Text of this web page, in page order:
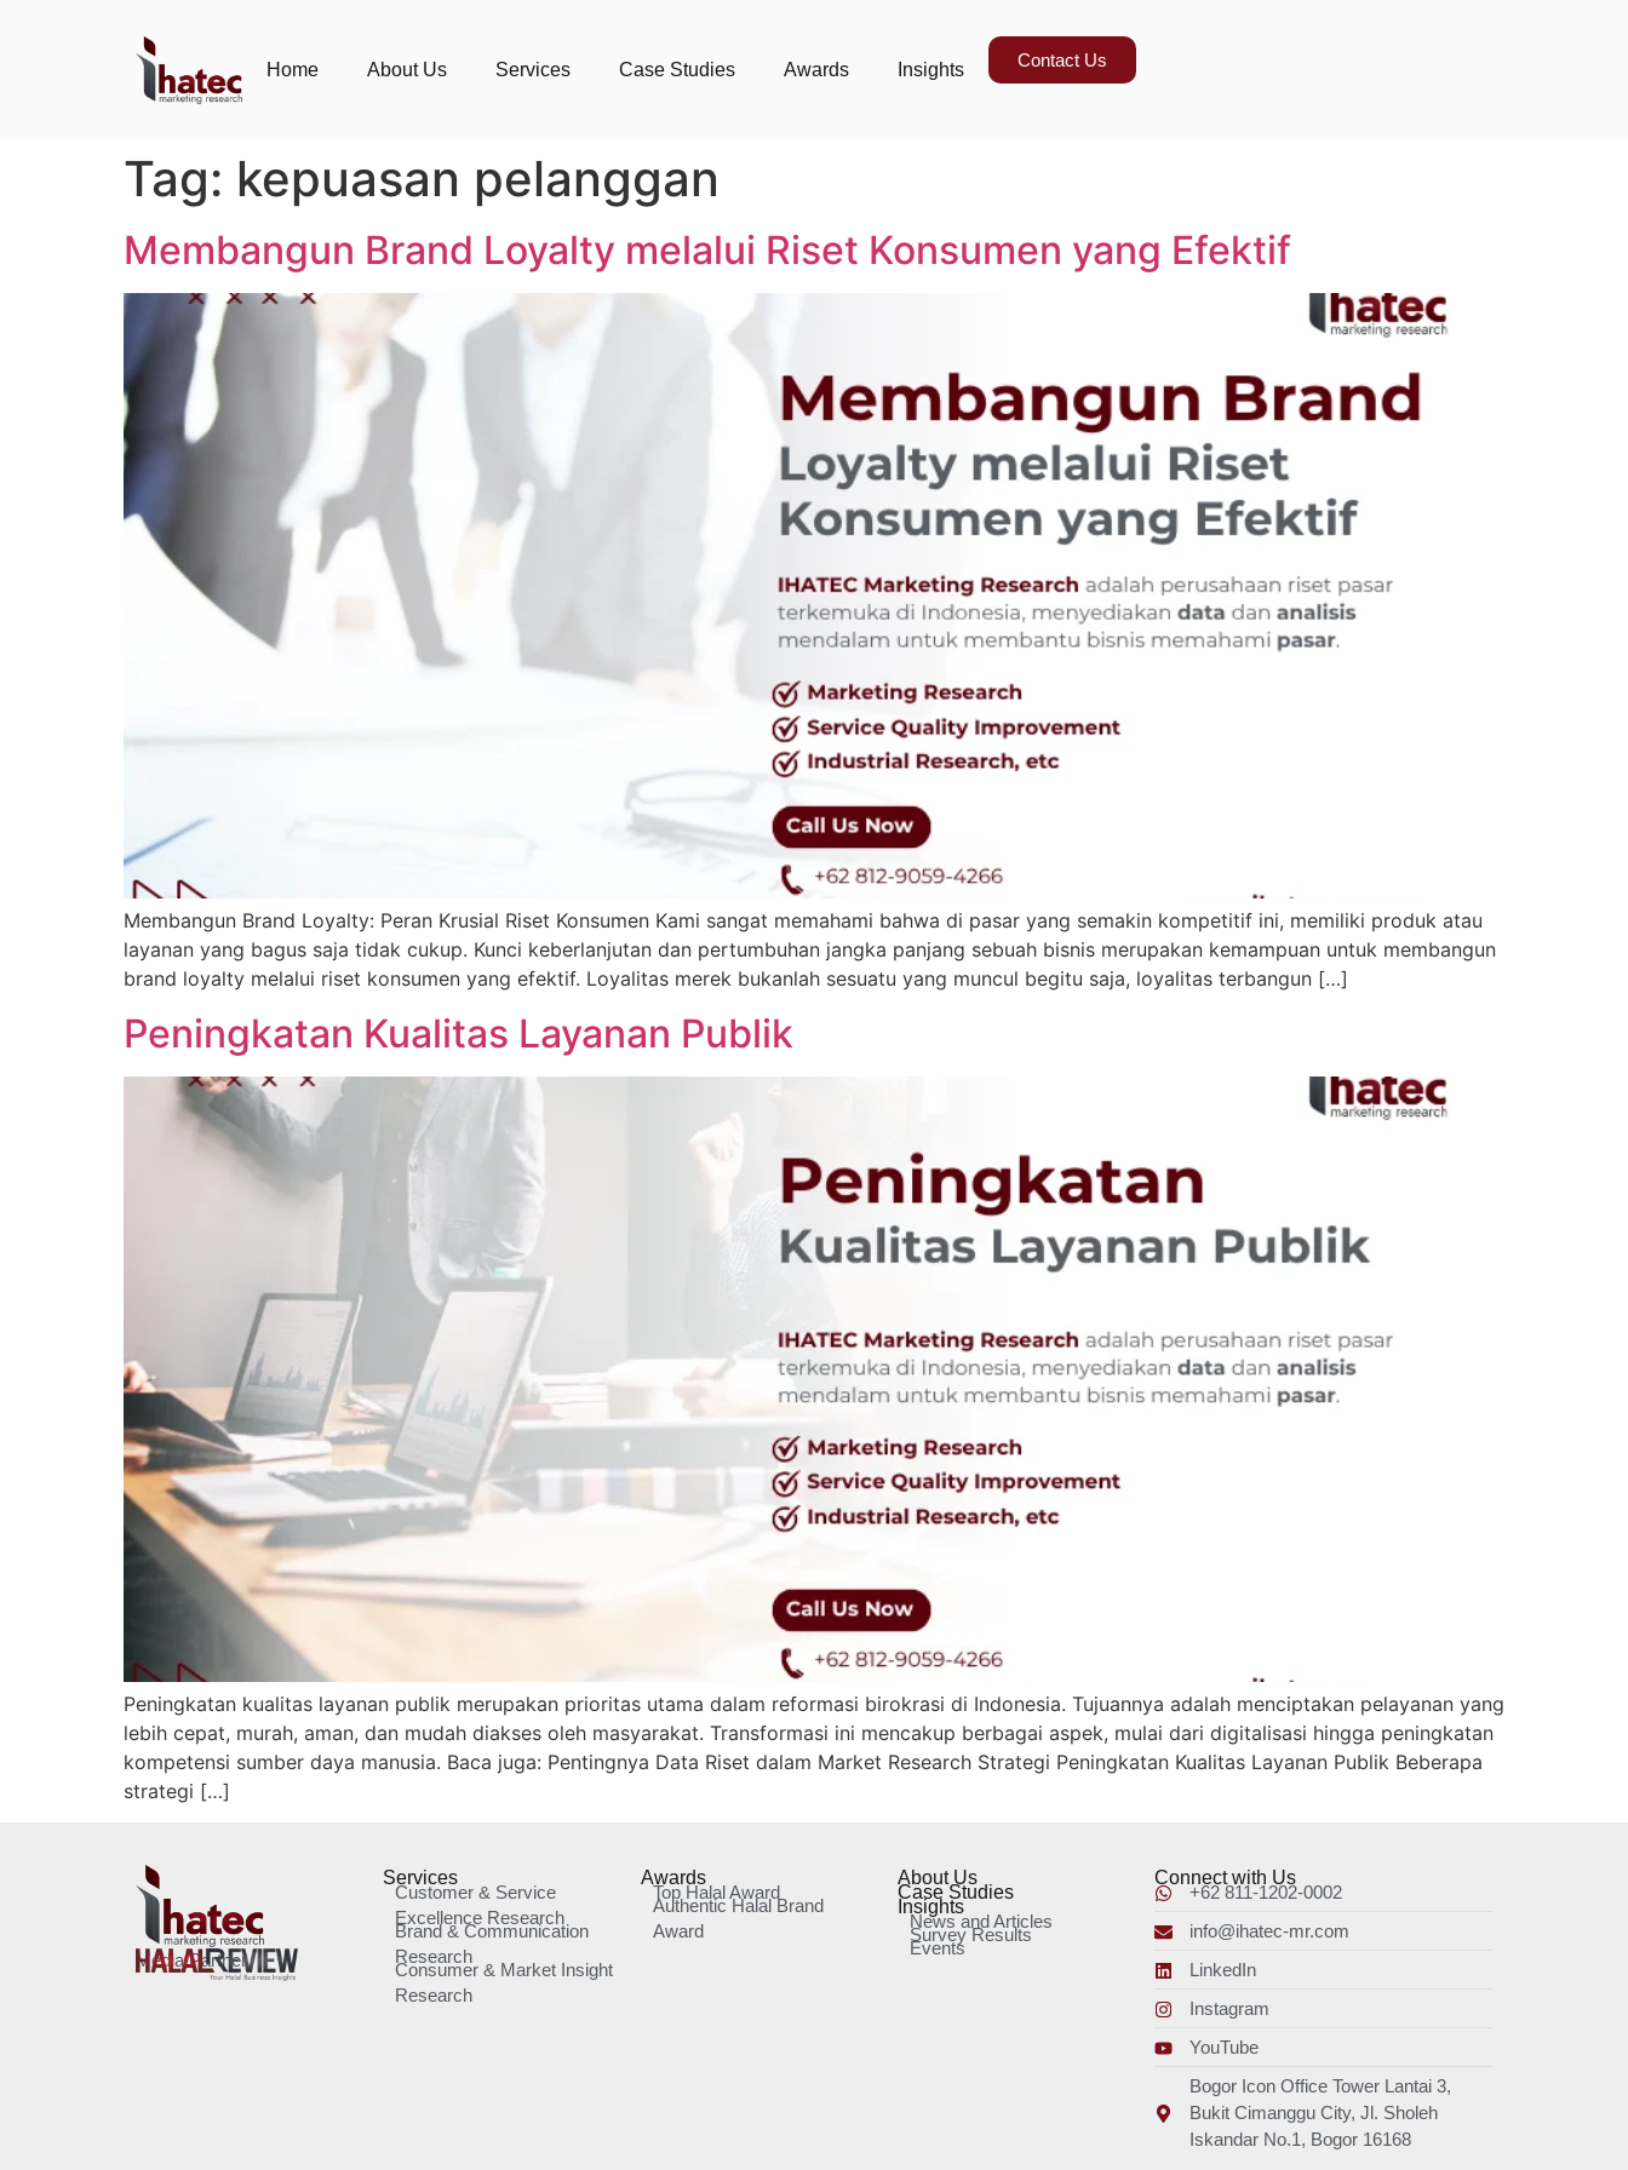
Home About Us Services Case Studies Awards Insights Contact Us
Tag: kepuasan pelanggan
Membangun Brand Loyalty melalui Riset Konsumen yang Efektif
Membangun Brand Loyalty: Peran Krusial Riset Konsumen Kami sangat memahami bahwa di pasar yang semakin kompetitif ini, memiliki produk atau
layanan yang bagus saja tidak cukup. Kunci keberlanjutan dan pertumbuhan jangka panjang sebuah bisnis merupakan kemampuan untuk membangun
brand loyalty melalui riset konsumen yang efektif. Loyalitas merek bukanlah sesuatu yang muncul begitu saja, loyalitas terbangun […]
Peningkatan Kualitas Layanan Publik
Peningkatan kualitas layanan publik merupakan prioritas utama dalam reformasi birokrasi di Indonesia. Tujuannya adalah menciptakan pelayanan yang
lebih cepat, murah, aman, dan mudah diakses oleh masyarakat. Transformasi ini mencakup berbagai aspek, mulai dari digitalisasi hingga peningkatan
kompetensi sumber daya manusia.​ Baca juga: Pentingnya Data Riset dalam Market Research Strategi Peningkatan Kualitas Layanan Publik Beberapa
strategi […]
Media Partner
Services
Customer & Service
Excellence Research
Brand & Communication
Research
Consumer & Market Insight
Research
Awards
Top Halal Award
Authentic Halal Brand
Award
About Us
Case Studies
Insights
News and Articles
Survey Results
Events
Connect with Us
+62 811-1202-0002
info@ihatec-mr.com
LinkedIn
Instagram
YouTube
Bogor Icon Office Tower Lantai 3,
Bukit Cimanggu City, Jl. Sholeh
Iskandar No.1, Bogor 16168